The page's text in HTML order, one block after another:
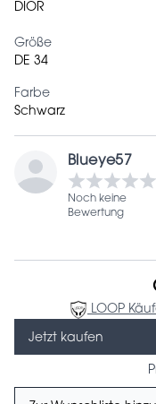
DIOR
Größe
DE 34
Farbe
Schwarz
Blueye57
Noch keine
Bewertung
LOOP
Jetzt kaufen